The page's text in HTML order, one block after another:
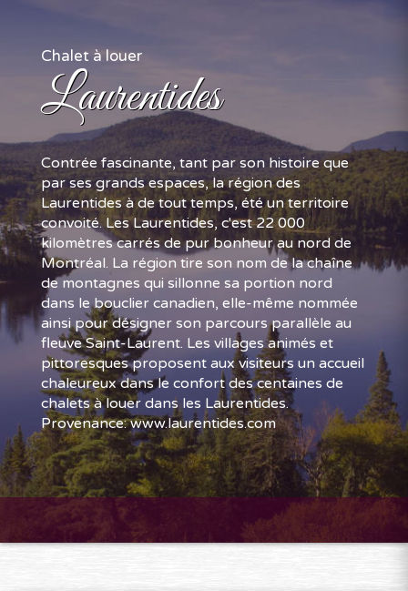
Chalet à louer
Laurentides
Contrée fascinante, tant par son histoire que
par ses grands espaces, la région des
Laurentides à de tout temps, été un territoire
convoité. Les Laurentides, c'est 22 000
kilomètres carrés de pur bonheur au nord de
Montréal. La région tire son nom de la chaîne
de montagnes qui sillonne sa portion nord
dans le bouclier canadien, elle-même nommée
ainsi pour désigner son parcours parallèle au
fleuve Saint-Laurent. Les villages animés et
pittoresques proposent aux visiteurs un accueil
chaleureux dans le confort des centaines de
chalets à louer dans les Laurentides.
Provenance: www.laurentides.com